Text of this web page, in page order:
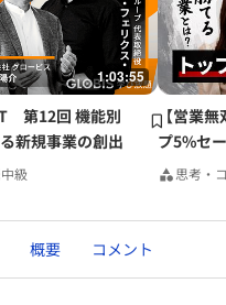
。変えていけるよう努力しま
1:03:55
第12回 機能別
新規事業の創出
中級
【営業無
プ5%セ
思考・
概要 コメント